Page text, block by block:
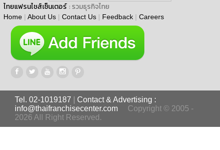
ไทยแฟรนไชส์เซ็นเตอร์ : รวมธุรกิจไทย
Home | About Us | Contact Us | Feedback | Careers
Tel. 02-1019187
Contact & Advertising :
info@thaifranchisecenter.com
Copyright © 2005 -
2026 All Right Reserved.